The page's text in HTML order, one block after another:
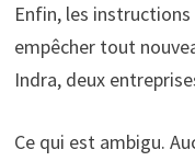
Enfin, les
empêcher tout
Indra, deux
Ce qui est ambigu.